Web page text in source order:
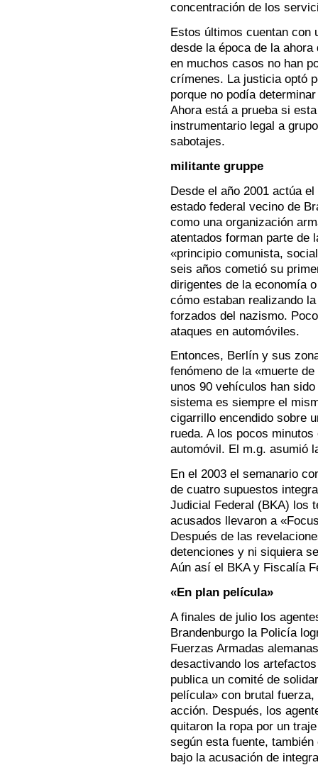
concentración de los
Estos últimos cuentan con
desde la época de la
en muchos casos no han
crímenes. La justicia optó
porque no podía
Ahora está a prueba si
instrumentario legal a
sabotajes.
militante gruppe
Desde el año 2001 actúa
estado federal vecino de
como una organización
atentados forman parte de
«principio comunista,
seis años cometió su
dirigentes de la economía
cómo estaban realizando
forzados del nazismo.
ataques en automóviles.
Entonces, Berlín y sus
fenómeno de la «muerte
unos 90 vehículos han
sistema es siempre el
cigarrillo encendido sobre
rueda. A los pocos
automóvil. El m.g. asumió
En el 2003 el semanario
de cuatro supuestos
Judicial Federal (BKA) los
acusados llevaron a
Después de las
detenciones y ni siquiera
Aún así el BKA y Fiscalía
«En plan película»
A finales de julio los
Brandenburgo la Policía
Fuerzas Armadas
desactivando los
publica un comité de
película» con brutal
acción. Después, los
quitaron la ropa por un
según esta fuente,
bajo la acusación de